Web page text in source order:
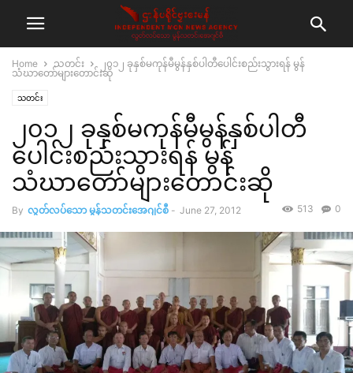
Home သတင်း
၂၀၁၂ ခုနှစ်မကုန်မီမွန်နှစ်ပါတီပေါင်းစည်းသွားရန် မွန်
သံဃာတော်များတောင်းဆို
သတင်း
၂၀၁၂ ခုနှစ်မကုန်မီမွန်နှစ်ပါတီ
ပေါင်းစည်းသွားရန် မွန်
သံဃာတော်များတောင်းဆို
By လွတ်လပ်သော မွန်သတင်းအေဂျင်စီ - June 27, 2012 0
513